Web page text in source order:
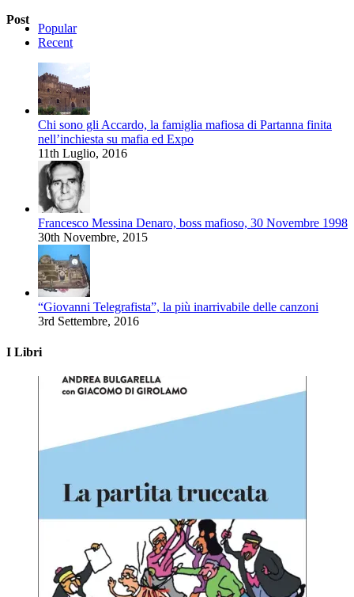
Post
Popular
Recent
Chi sono gli Accardo, la famiglia mafiosa di Partanna finita
nell’inchiesta su mafia ed Expo
11th Luglio, 2016
Francesco Messina Denaro, boss mafioso, 30 Novembre 1998
30th Novembre, 2015
“Giovanni Telegrafista”, la più inarrivabile delle canzoni
3rd Settembre, 2016
I Libri